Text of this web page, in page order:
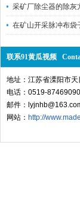
采矿厂除尘器的除灰
在矿山开采脉冲布袋
联系91黄瓜视频
地址：江苏省溧阳市
电话：0519-87469090
邮件：
网站： http://